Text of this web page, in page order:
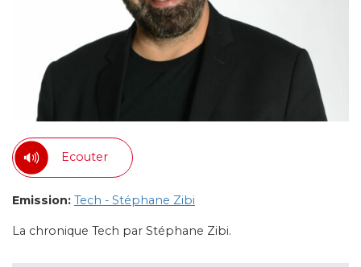
Ecouter
Emission: Tech - Stéphane Zibi
La chronique Tech par Stéphane Zibi.